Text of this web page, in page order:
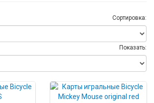
Сортировка:
Показать: